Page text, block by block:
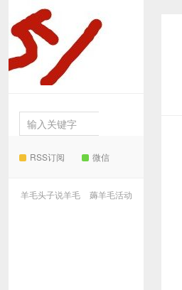
RSS订阅 微信
羊毛头子说羊毛 薅羊毛活动